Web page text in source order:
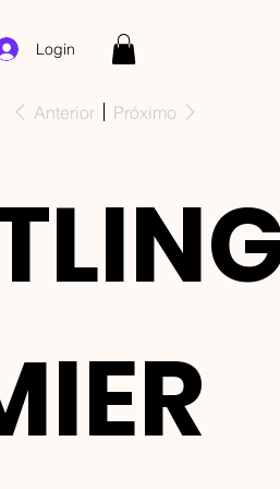
Login
Anterior Próximo